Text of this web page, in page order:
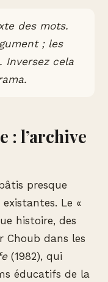
des mots.
; les
Inversez cela
: l’archive
presque
Le «
histoire, des
Choub dans les
(1982), qui
éducatifs de la